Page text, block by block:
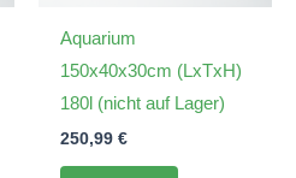
Aquarium
150x40x30cm (LxTxH)
180l (nicht auf Lager)
250,99 €